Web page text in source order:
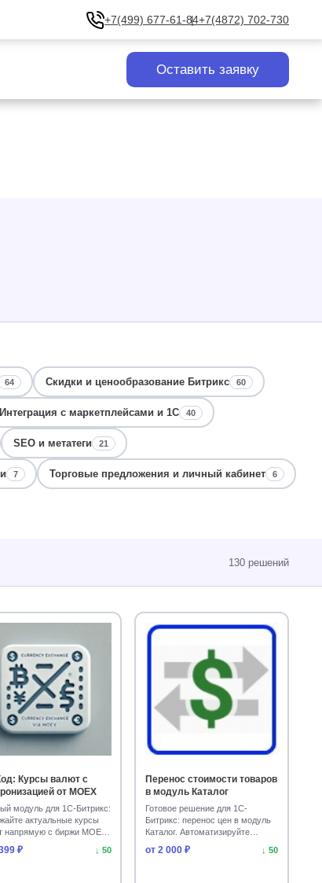
+7(499) 677-61-84+7(4872) 702-730
Оставить заявку
64 Скидки и ценообразование Битрикс 60
Интеграция с маркетплейсами и 1С 40
SEO и метатеги 21
7 Торговые предложения и личный кабинет 6
130 решений
Курсы валют с
от MOEX
модуль для 1С-Битрикс:
актуальные курсы
напрямую с биржи MOEX.
и…
₽ ↓ 50
Перенос стоимости товаров
в модуль Каталог
Готовое решение для 1С-
Битрикс: перенос цен в модуль
Каталог. Автоматизируйте
обновление данных на с…
от 2 000 ₽ ↓ 50